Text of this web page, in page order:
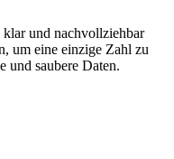
klar und nachvollziehbar
um eine einzige Zahl zu
und saubere Daten.